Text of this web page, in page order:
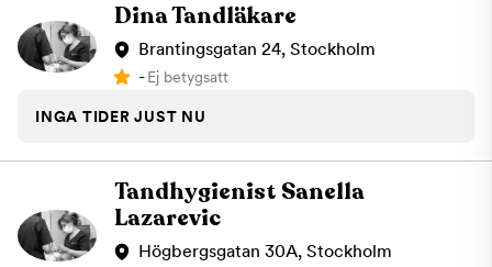
Dina Tandläkare
Brantingsgatan 24, Stockholm
-Ej betygsatt
INGA TIDER JUST NU
Tandhygienist Sanella
Lazarevic
Högbergsgatan 30A, Stockholm